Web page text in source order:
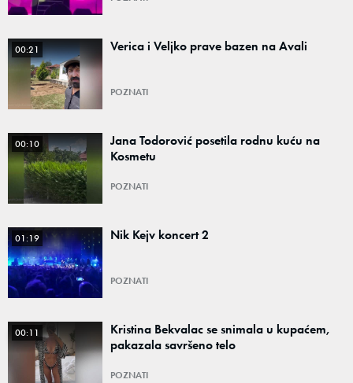
00:21 Verica i Veljko prave bazen na Avali
POZNATI
00:10
Jana Todorović posetila rodnu kuću na
Kosmetu
POZNATI
01:19 Nik Kejv koncert 2
POZNATI
00:11
Kristina Bekvalac se snimala u kupaćem,
pakazala savršeno telo
POZNATI